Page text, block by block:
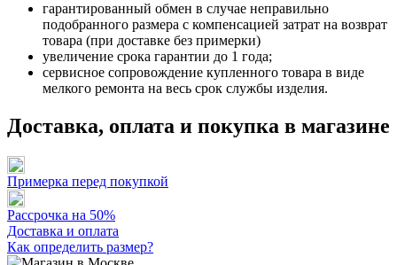
гарантированный обмен в случае неправильно
подобранного размера с компенсацией затрат на возврат
товара (при доставке без примерки)
увеличение срока гарантии до 1 года;
сервисное сопровождение купленного товара в виде
мелкого ремонта на весь срок службы изделия.
Доставка, оплата и покупка в магазине
Примерка перед покупкой
Рассрочка на 50%
Доставка и оплата
Как определить размер?